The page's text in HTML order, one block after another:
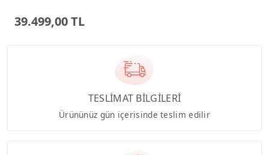
39.499,00 TL
TESLİMAT BİLGİLERİ
Ürününüz gün içerisinde teslim edilir